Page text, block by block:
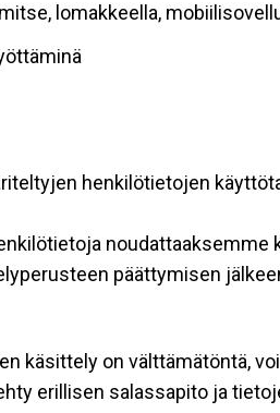
lomakkeella,
henkilötietojen
noudattaaksemme
päättymisen
käsittely on välttämätöntä,
erillisen salassapito ja